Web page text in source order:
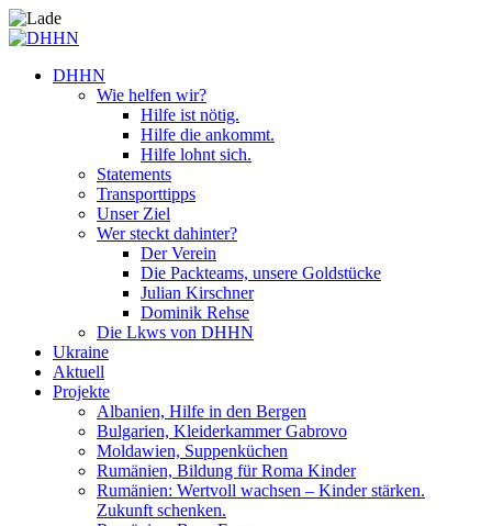
DHHN
Wie helfen wir?
Hilfe ist nötig.
Hilfe die ankommt.
Hilfe lohnt sich.
Statements
Transporttipps
Unser Ziel
Wer steckt dahinter?
Der Verein
Die Packteams, unsere Goldstücke
Julian Kirschner
Dominik Rehse
Die Lkws von DHHN
Ukraine
Aktuell
Projekte
Albanien, Hilfe in den Bergen
Bulgarien, Kleiderkammer Gabrovo
Moldawien, Suppenküchen
Rumänien, Bildung für Roma Kinder
Rumänien: Wertvoll wachsen – Kinder stärken.
Zukunft schenken.